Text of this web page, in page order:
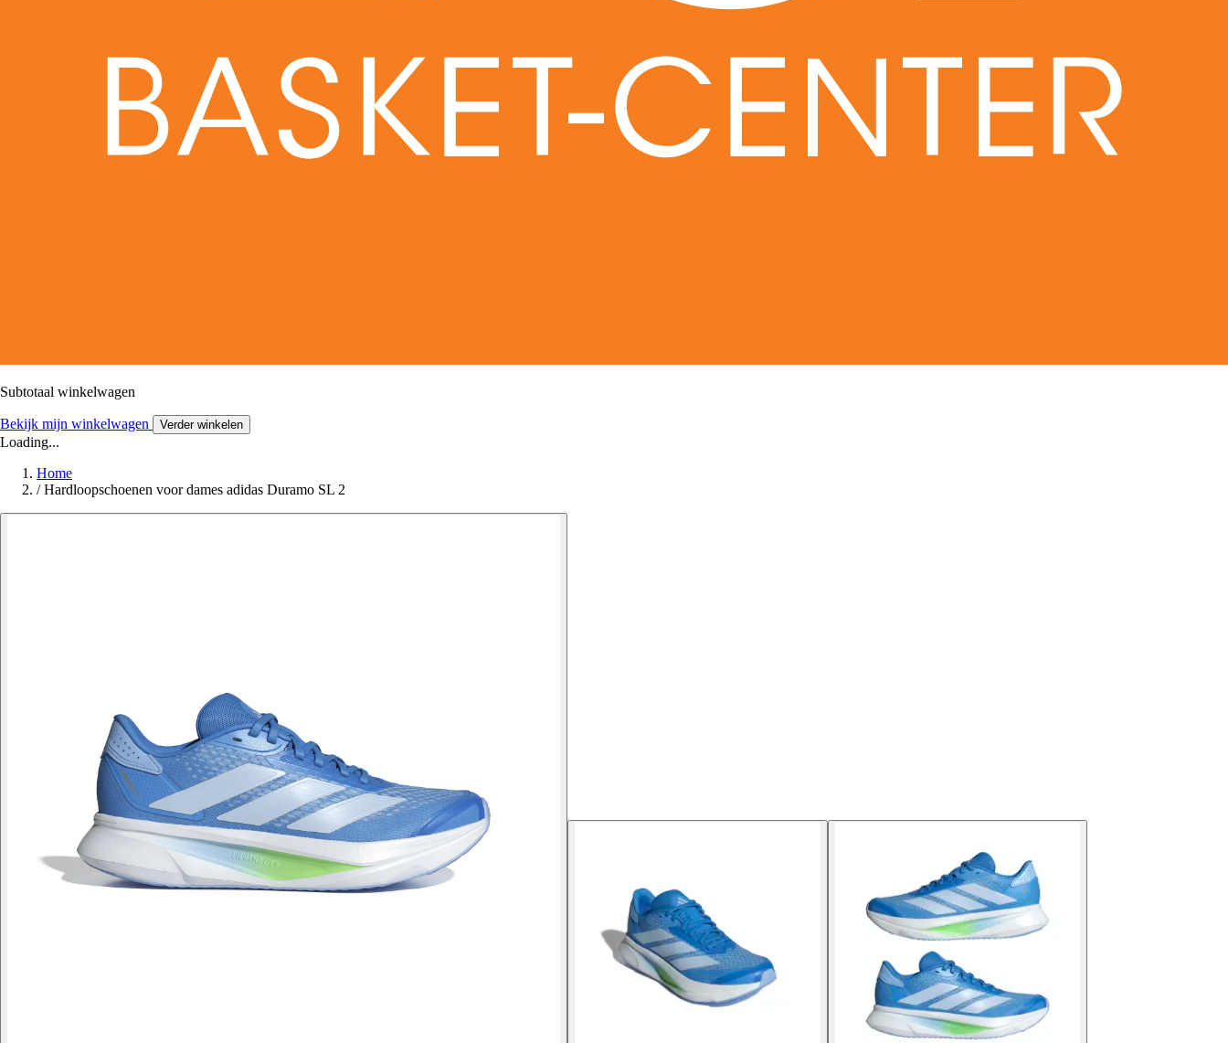
Subtotaal winkelwagen
Bekijk mijn winkelwagen Verder winkelen
Loading...
Home
/ Hardloopschoenen voor dames adidas Duramo SL 2